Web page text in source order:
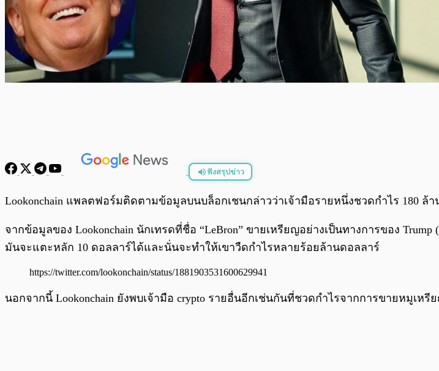
ฟังสรุปข่าว
พร้อมเล่น
Lookonchain แพลตฟอร์มติดตามข้อมูลบนบล็อกเชนกล่าวว่าเจ้ามือรายหนึ่งชวดกำไร 180 ล้
จากข้อมูลของ Lookonchain นักเทรดที่ชื่อ “LeBron” ขายเหรียญอย่างเป็นทางการของ
มันจะแตะหลัก 10 ดอลลาร์ได้และนั่นจะทำให้เขาวืดกำไรหลายร้อยล้านดอลลาร์
https://twitter.com/lookonchain/status/1881903531600629941
นอกจากนี้ Lookonchain ยังพบเจ้ามือ crypto รายอื่นอีกเช่นกันที่ชวดกำไรจากการขายหมูเหรี